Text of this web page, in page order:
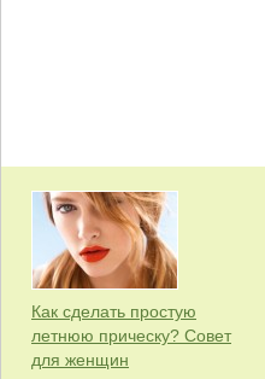
Как сделать простую
летнюю прическу? Совет
для женщин